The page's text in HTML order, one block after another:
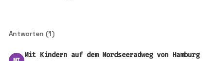
Antworten (1)
Mit Kindern auf dem Nordseeradweg von Hamburg